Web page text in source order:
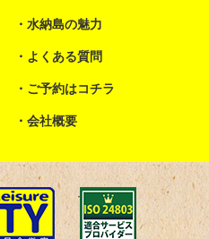
水納島の魅力
よくある質問
ご予約はコチラ
会社概要